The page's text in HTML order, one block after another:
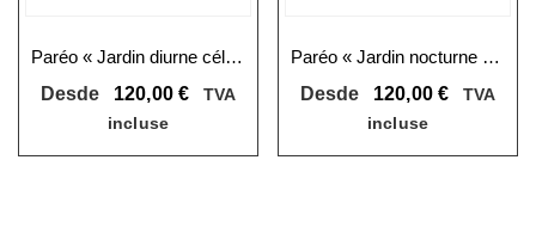
Paréo « Jardin diurne céleste » : chaleur et style pour votre été
Desde
120,00 €
TVA
incluse
Paréo « Jardin nocturne céleste » : harmonie et magie pour ton été
Desde
120,00 €
TVA
incluse